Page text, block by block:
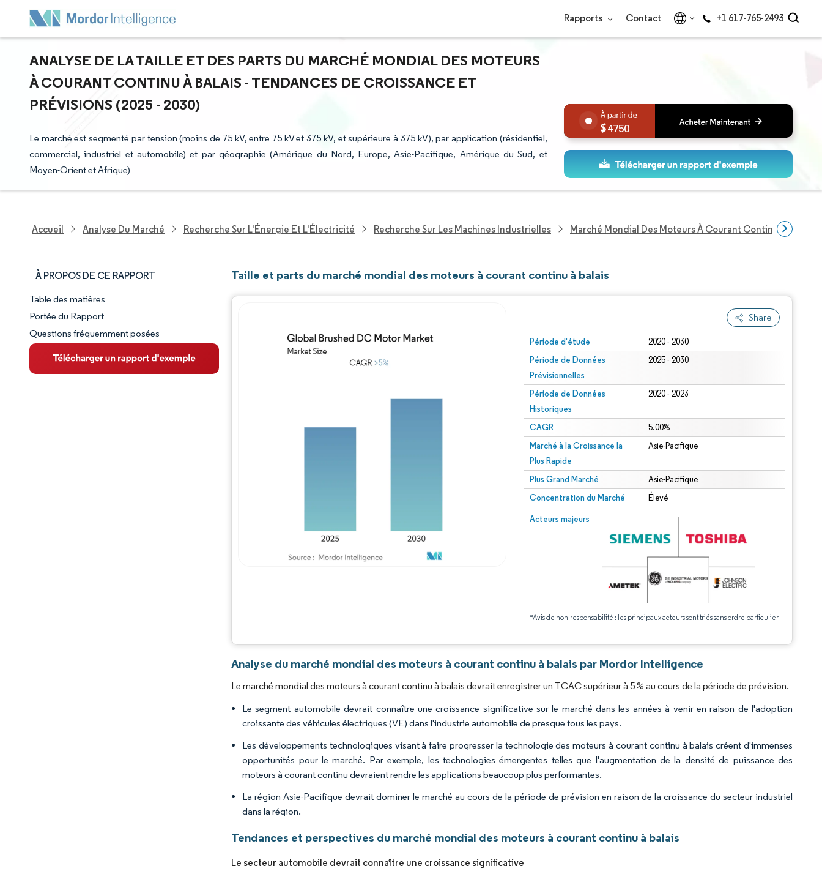
Rapports Contact +1 617-765-2493
ANALYSE DE LA TAILLE ET DES PARTS DU MARCHÉ MONDIAL DES MOTEURS
À COURANT CONTINU À BALAIS - TENDANCES DE CROISSANCE ET
PRÉVISIONS (2025 - 2030)
Le marché est segmenté par tension (moins de 75 kV, entre 75 kV et 375 kV, et supérieure à 375 kV), par application (résidentiel,
commercial, industriel et automobile) et par géographie (Amérique du Nord, Europe, Asie-Pacifique, Amérique du Sud, et
Moyen-Orient et Afrique)
4750
Accueil Analyse Du Marché Recherche Sur L'Énergie Et L'Électricité Recherche Sur Les Machines Industrielles Marché Mondial Des Moteurs À Courant Continu À Balais
À PROPOS DE CE RAPPORT
Aperçu du marché
VUE D’ENSEMBLE DU MARCHÉ
Principales tendances du marché
Table des matières
Portée du Rapport
Questions fréquemment posées
Taille et parts du marché mondial des moteurs à courant continu à balais
Share
Période d'étude 2020 - 2030
Période de Données
Prévisionnelles
2025 - 2030
Période de Données
Historiques
2020 - 2023
CAGR 5.00%
Marché à la Croissance la
Plus Rapide
Asie-Pacifique
Plus Grand Marché Asie-Pacifique
Concentration du Marché Élevé
Acteurs majeurs
*Avis de non-responsabilité : les principaux acteurs sont triés sans ordre particulier
Analyse du marché mondial des moteurs à courant continu à balais par Mordor Intelligence
Le marché mondial des moteurs à courant continu à balais devrait enregistrer un TCAC supérieur à 5 % au cours de la période de prévision.
Le segment automobile devrait connaître une croissance significative sur le marché dans les années à venir en raison de l'adoption
croissante des véhicules électriques (VE) dans l'industrie automobile de presque tous les pays.
Les développements technologiques visant à faire progresser la technologie des moteurs à courant continu à balais créent d'immenses
opportunités pour le marché. Par exemple, les technologies émergentes telles que l'augmentation de la densité de puissance des
moteurs à courant continu devraient rendre les applications beaucoup plus performantes.
La région Asie-Pacifique devrait dominer le marché au cours de la période de prévision en raison de la croissance du secteur industriel
dans la région.
Tendances et perspectives du marché mondial des moteurs à courant continu à balais
Le secteur automobile devrait connaître une croissance significative